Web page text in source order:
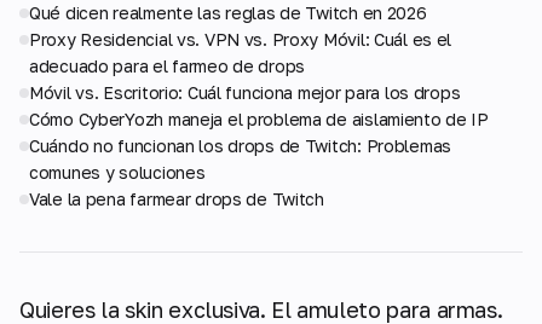
Qué dicen realmente las reglas de Twitch en 2026
Proxy Residencial vs. VPN vs. Proxy Móvil: Cuál es el
adecuado para el farmeo de drops
Móvil vs. Escritorio: Cuál funciona mejor para los drops
Cómo CyberYozh maneja el problema de aislamiento de IP
Cuándo no funcionan los drops de Twitch: Problemas
comunes y soluciones
Vale la pena farmear drops de Twitch
Quieres la skin exclusiva. El amuleto para armas.